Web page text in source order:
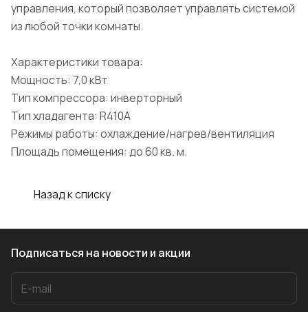
управления, который позволяет управлять системой
из любой точки комнаты.
Характеристики товара:
Мощность: 7,0 кВт
Тип компрессора: инверторный
Тип хладагента: R410A
Режимы работы: охлаждение/нагрев/вентиляция
Площадь помещения: до 60 кв. м.
Назад к списку
Подписаться на новости и акции